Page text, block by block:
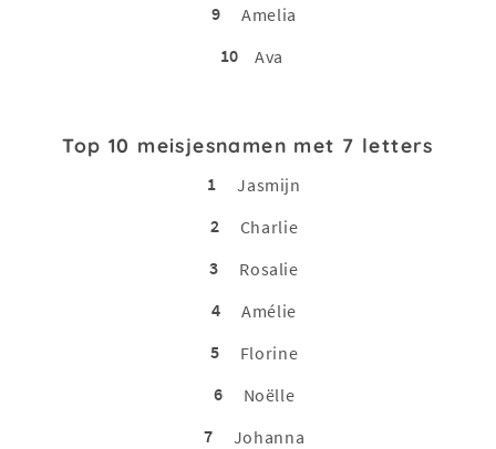
9
Amelia
10
Ava
Top 10 meisjesnamen met 7 letters
1
Jasmijn
2
Charlie
3
Rosalie
4
Amélie
5
Florine
6
Noëlle
7
Johanna